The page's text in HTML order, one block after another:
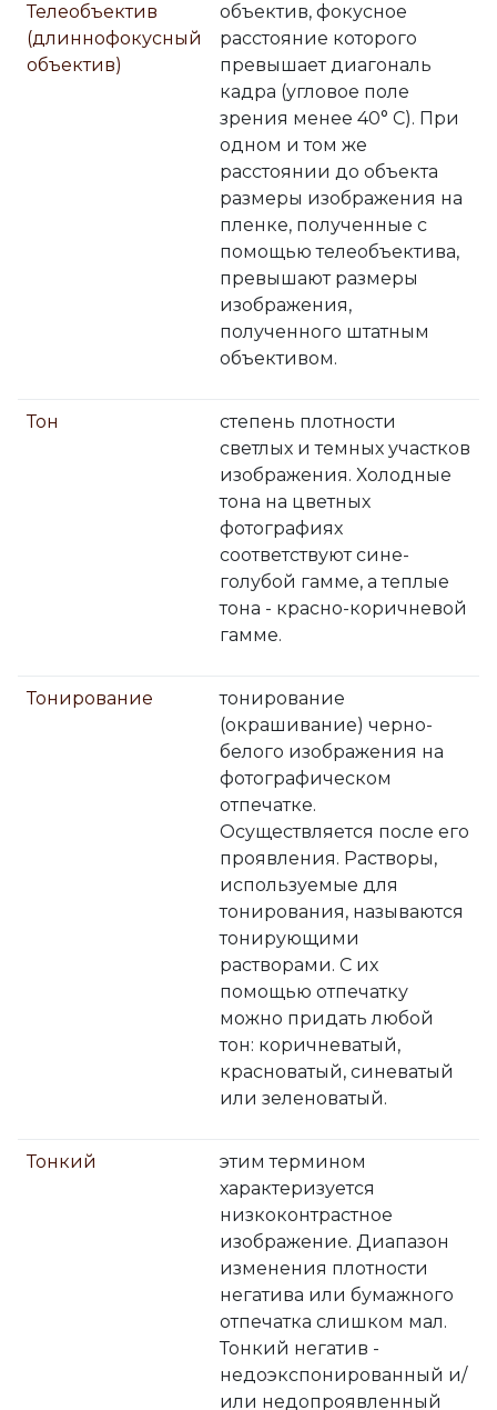
Телеобъектив
(длиннофокусный
объектив)
объектив, фокусное
расстояние которого
превышает диагональ
кадра (угловое поле
зрения менее 40° С). При
одном и том же
расстоянии до объекта
размеры изображения на
пленке, полученные с
помощью телеобъектива,
превышают размеры
изображения,
полученного штатным
объективом.
Тон
степень плотности
светлых и темных участков
изображения. Холодные
тона на цветных
фотографиях
соответствуют сине-
голубой гамме, а теплые
тона - красно-коричневой
гамме.
Тонирование
тонирование
(окрашивание) черно-
белого изображения на
фотографическом
отпечатке.
Осуществляется после его
проявления. Растворы,
используемые для
тонирования, называются
тонирующими
растворами. С их
помощью отпечатку
можно придать любой
тон: коричневатый,
красноватый, синеватый
или зеленоватый.
Тонкий
этим термином
характеризуется
низкоконтрастное
изображение. Диапазон
изменения плотности
негатива или бумажного
отпечатка слишком мал.
Тонкий негатив -
недоэкспонированный и/
или недопроявленный